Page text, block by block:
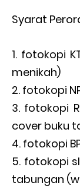
Syarat
fotokopi
menikah)
fotokopi
fotokopi
cover buku
fotokopi
fotokopi
tabungan